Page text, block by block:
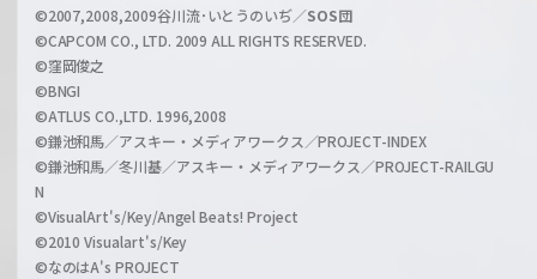
l
©2007,2008,2009谷川流･いとうのいぢ／SOS団
©CAPCOM CO., LTD. 2009 ALL RIGHTS RESERVED.
©窪岡俊之
©BNGI
©ATLUS CO.,LTD. 1996,2008
©鎌池和馬／アスキー・メディアワークス／PROJECT-INDEX
©鎌池和馬／冬川基／アスキー・メディアワークス／PROJECT-RAILGU
N
©VisualArt's/Key/Angel Beats! Project
©2010 Visualart's/Key
©なのはA's PROJECT